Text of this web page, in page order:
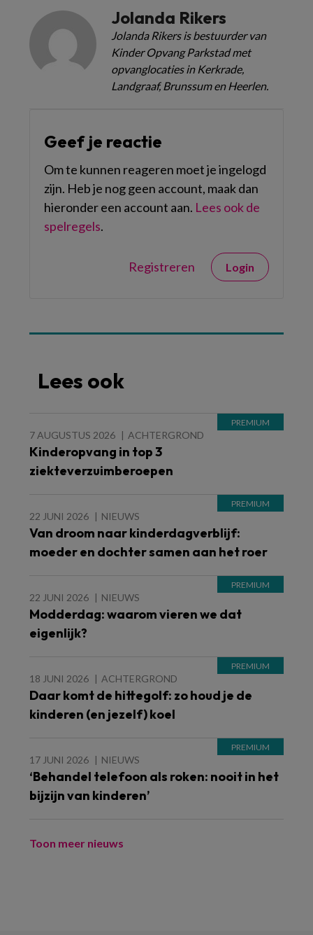
Jolanda Rikers
Jolanda Rikers is bestuurder van
Kinder Opvang Parkstad met
opvanglocaties in Kerkrade,
Landgraaf, Brunssum en Heerlen.
Geef je reactie
Om te kunnen reageren moet je ingelogd
zijn. Heb je nog geen account, maak dan
hieronder een account aan. Lees ook de
spelregels.
Registreren Login
Lees ook
7 AUGUSTUS 2026 ACHTERGROND
Kinderopvang in top 3
ziekteverzuimberoepen
22 JUNI 2026 NIEUWS
Van droom naar kinderdagverblijf:
moeder en dochter samen aan het roer
22 JUNI 2026 NIEUWS
Modderdag: waarom vieren we dat
eigenlijk?
18 JUNI 2026 ACHTERGROND
Daar komt de hittegolf: zo houd je de
kinderen (en jezelf) koel
17 JUNI 2026 NIEUWS
‘Behandel telefoon als roken: nooit in het
bijzijn van kinderen’
Toon meer nieuws